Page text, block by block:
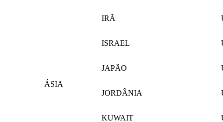
ÁSIA
IRÃ
ISRAEL
JAPÃO
JORDÂNIA
KUWAIT